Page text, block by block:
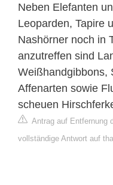
Neben Elefanten
Leoparden, Tapire
Nashörner noch in
anzutreffen sind
Weißhandgibbons,
Affenarten sowie
scheuen
Antrag auf Entfernung
vollständige Antwort auf